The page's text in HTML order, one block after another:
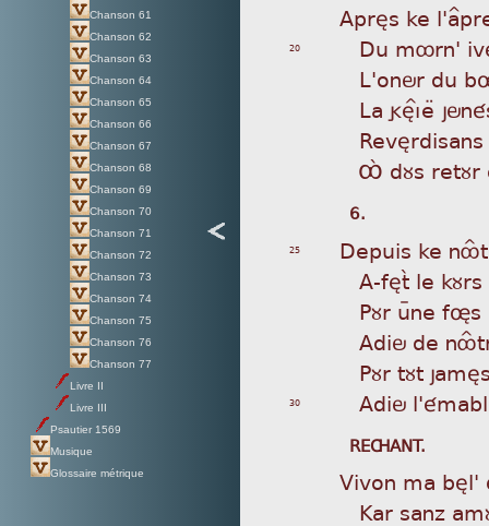
Chanson 61
Chanson 62
Chanson 63
Chanson 64
Chanson 65
Chanson 66
Chanson 67
Chanson 68
Chanson 69
Chanson 70
Chanson 71
Chanson 72
Chanson 73
Chanson 74
Chanson 75
Chanson 76
Chanson 77
Livre II
Livre III
Psautier 1569
Musique
Glossaire métrique
Après ke
20 Du môrn'
L'onör du
La gèìÎeæ
Re
Ô á dùs
6.
25 Depuis ke
A-fètã le
Pùr uÿne
Adiö de
Pùr tùt
30 Adiö
REÇANT.
Vivon ma bèl'
Kar sanz